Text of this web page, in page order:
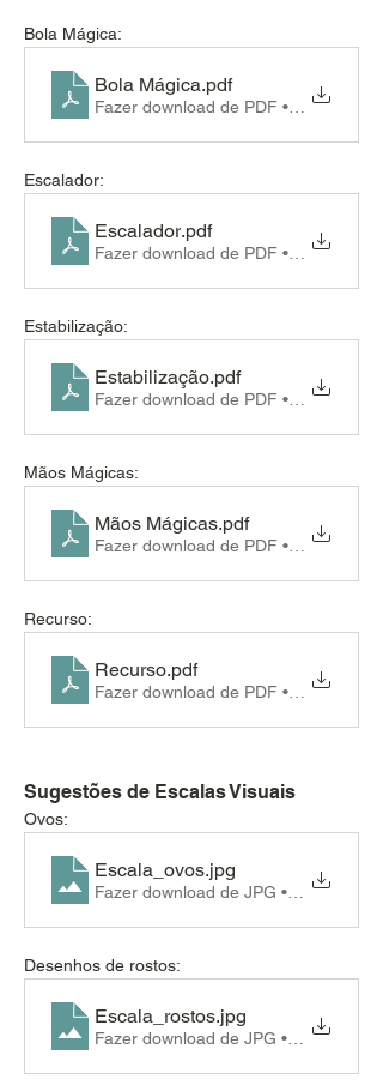
Bola Mágica:
Bola Mágica.pdf
Fazer download de PDF • 89KB
Escalador:
Escalador.pdf
Fazer download de PDF • 88KB
Estabilização:
Estabilização.pdf
Fazer download de PDF • 92KB
Mãos Mágicas:
Mãos Mágicas.pdf
Fazer download de PDF • 91KB
Recurso:
Recurso.pdf
Fazer download de PDF • 91KB
Sugestões de Escalas Visuais
Ovos:
Escala_ovos.jpg
Fazer download de JPG • 8KB
Desenhos de rostos:
Escala_rostos.jpg
Fazer download de JPG • 30KB